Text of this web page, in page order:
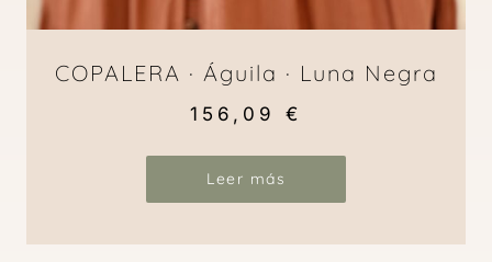
COPALERA · Águila · Luna Negra
156,09 €
Leer más